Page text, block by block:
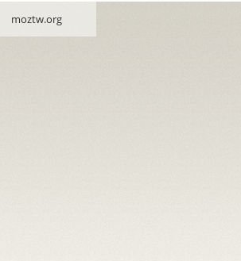
moztw.org